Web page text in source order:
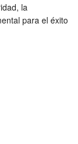
la
para el éxito